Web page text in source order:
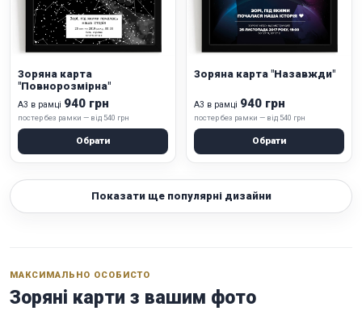
Зоряна карта
"Повнорозмірна"
А3 в рамці 940 грн
постер без рамки — від 540 грн
Обрати
Зоряна карта "Назавжди"
А3 в рамці 940 грн
постер без рамки — від 540 грн
Обрати
Показати ще популярні дизайни
МАКСИМАЛЬНО ОСОБИСТО
Зоряні карти з вашим фото